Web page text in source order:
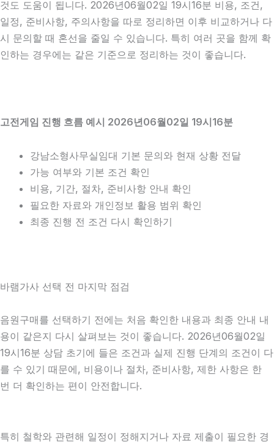
것도 도움이 됩니다. 2026년06월02일 19시16분 비용, 조건,
일정, 준비사항, 주의사항을 따로 정리하면 이후 비교하거나 다
시 문의할 때 혼선을 줄일 수 있습니다. 특히 여러 곳을 함께 확
인하는 경우에는 같은 기준으로 정리하는 것이 좋습니다.
고전게임 진행 흐름 예시 2026년06월02일 19시16분
강남소형사무실임대 기본 문의와 현재 상황 전달
가능 여부와 기본 조건 확인
비용, 기간, 절차, 준비사항 안내 확인
필요한 자료와 개인정보 활용 범위 확인
최종 진행 전 조건 다시 확인하기
바램가사 선택 전 마지막 점검
음원구매를 선택하기 전에는 처음 확인한 내용과 최종 안내 내
용이 같은지 다시 살펴보는 것이 좋습니다. 2026년06월02일
19시16분 상담 초기에 들은 조건과 실제 진행 단계의 조건이 다
를 수 있기 때문에, 비용이나 절차, 준비사항, 제한 사항은 한
번 더 확인하는 편이 안전합니다.
특히 철학와 관련해 일정이 정해지거나 자료 제출이 필요한 경